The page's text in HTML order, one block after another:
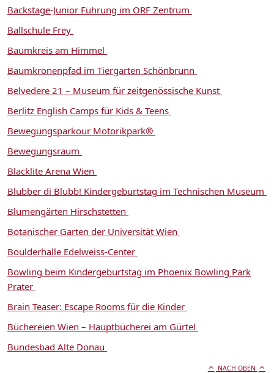
Backstage-Junior Führung im ORF Zentrum
Ballschule Frey
Baumkreis am Himmel
Baumkronenpfad im Tiergarten Schönbrunn
Belvedere 21 – Museum für zeitgenössische Kunst
Berlitz English Camps für Kids & Teens
Bewegungsparkour Motorikpark®
Bewegungsraum
Blacklite Arena Wien
Blubber di Blubb! Kindergeburtstag im Technischen Museum
Blumengärten Hirschstetten
Botanischer Garten der Universität Wien
Boulderhalle Edelweiss-Center
Bowling beim Kindergeburtstag im Phoenix Bowling Park
Prater
Brain Teaser: Escape Rooms für die Kinder
Büchereien Wien – Hauptbücherei am Gürtel
Bundesbad Alte Donau
NACH OBEN